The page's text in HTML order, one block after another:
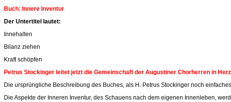
Buch: Innere Inventur
Der Untertitel lautet:
Innehalten
Bilanz ziehen
Kraft schöpfen
Petrus Stockinger leitet jetzt die Gemeinschaft der Augustiner Chorherren in
Die ursprüngliche Beschreibung des Buches, als H. Petrus Stockinger noch
Die Aspekte der Inneren Inventur, des Schauens nach dem eigenen Innenleben,